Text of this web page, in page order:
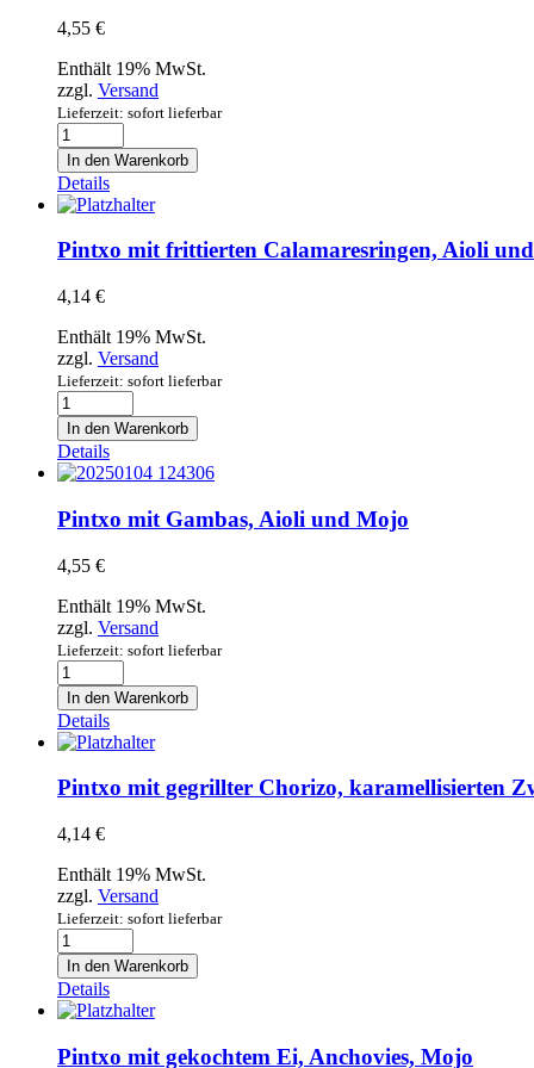
4,55 €
Enthält 19% MwSt.
zzgl. Versand
Lieferzeit: sofort lieferbar
Pintxo
mit
Flusskrebsfleisch,
Aioli,
Kräuter
und
Mojo
In den Warenkorb
Details
Pintxo mit frittierten Calamaresringen, Aioli
4,14 €
Enthält 19% MwSt.
zzgl. Versand
Lieferzeit: sofort lieferbar
Pintxo
mit
frittierten
Calamaresringen,
Aioli
und
Mojo
In den Warenkorb
Details
Pintxo mit Gambas, Aioli und Mojo
4,55 €
Enthält 19% MwSt.
zzgl. Versand
Lieferzeit: sofort lieferbar
Pintxo
mit
Gambas,
Aioli
und
Mojo
Menge
In den Warenkorb
Details
Pintxo mit gegrillter Chorizo, karamellisierten
4,14 €
Enthält 19% MwSt.
zzgl. Versand
Lieferzeit: sofort lieferbar
Pintxo
mit
gegrillter
Chorizo,
karamellisierten
Zwiebeln
In den Warenkorb
Details
Pintxo mit gekochtem Ei, Anchovies, Mojo